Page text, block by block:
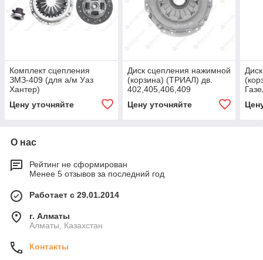
Комплект сцепления
ЗМЗ-409 (для а/м Уаз
Хантер)
Цену уточняйте
Диск сцепления нажимной
(корзина) (ТРИАЛ) дв.
402,405,406,409
универсальная УМЗ-4216
Цену уточняйте
О нас
Рейтинг не сформирован
Менее 5 отзывов за последний год
Работает с 29.01.2014
г. Алматы
Алматы, Казахстан
Контакты